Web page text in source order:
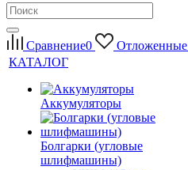
Сравнение0 Отложенные
КАТАЛОГ
Аккумуляторы
Болгарки (угловые
шлифмашины)